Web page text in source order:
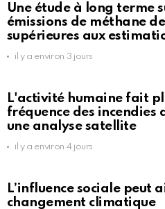
Une étude à long terme
émissions de méthane
supérieures aux
il y a environ 3 jours
L'activité humaine fait
fréquence des incendies
une analyse satellite
il y a environ 4 jours
L’influence sociale peut
changement climatique